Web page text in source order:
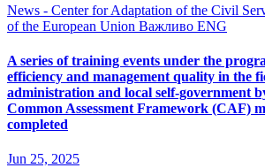
News - Center for Adaptation of the Civil
of the European Union Важливо ENG
A series of training events under the
efficiency and management quality in the
administration and local self-government
Common Assessment Framework (CAF)
completed
Jun 25, 2025